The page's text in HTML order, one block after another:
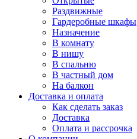
Раздвижные
Гардеробные шкафы
Назначение
В комнату
В нишу
В спальню
В частный дом
На балкон
Доставка и оплата
Как сделать заказ
Доставка
Оплата и рассрочка